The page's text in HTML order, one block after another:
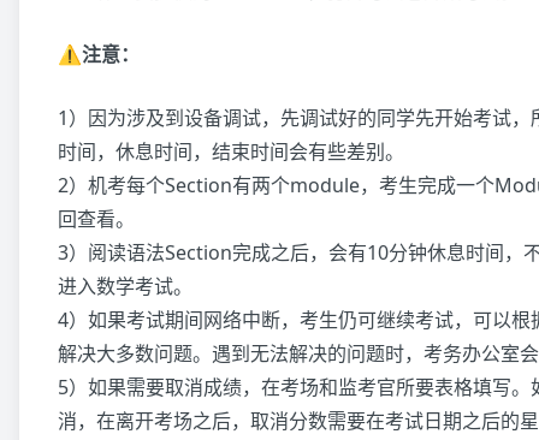
⚠️注意：
1）因为涉及到设备调试，先调试好的同学先开始考试
时间，休息时间，结束时间会有些差别。
2）机考每个Section有两个module，考生完成一个
回查看。
3）阅读语法Section完成之后，会有10分钟休息时间，
进入数学考试。
4）如果考试期间网络中断，考生仍可继续考试，可以
解决大多数问题。遇到无法解决的问题时，考务办公室
5）如果需要取消成绩，在考场和监考官所要表格填写。
消，在离开考场之后，取消分数需要在考试日期之后的